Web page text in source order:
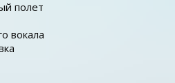
полет
вокала